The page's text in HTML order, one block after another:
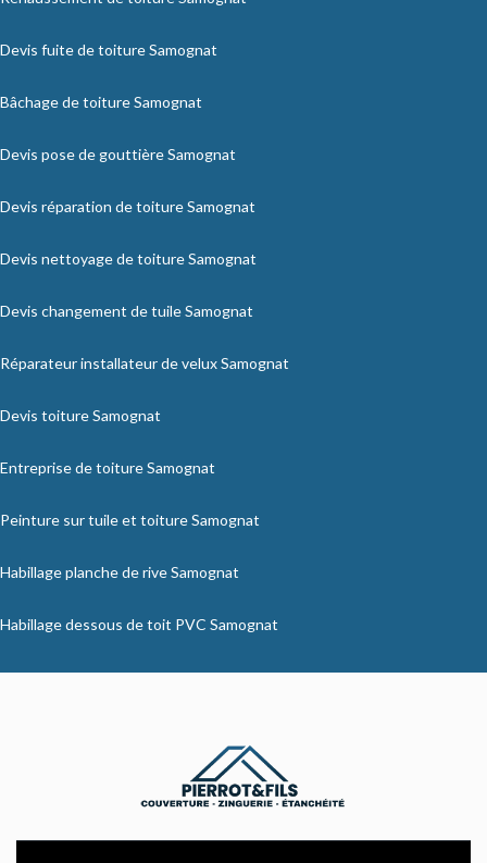
Devis fuite de toiture Samognat
Bâchage de toiture Samognat
Devis pose de gouttière Samognat
Devis réparation de toiture Samognat
Devis nettoyage de toiture Samognat
Devis changement de tuile Samognat
Réparateur installateur de velux Samognat
Devis toiture Samognat
Entreprise de toiture Samognat
Peinture sur tuile et toiture Samognat
Habillage planche de rive Samognat
Habillage dessous de toit PVC Samognat